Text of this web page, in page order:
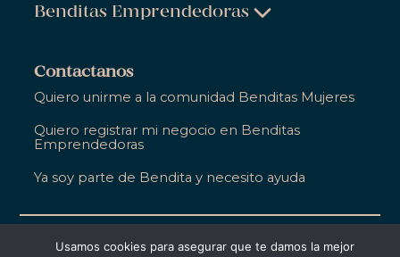
Salud & Bienestar
Hogar
Gastronomía
Benditas Emprendedoras
Salud & Bienestar
Hogar
Gastronomía
Entretenimiento
Contactanos
Quiero unirme a la comunidad Benditas Mujeres
Quiero registrar mi negocio en Benditas
Emprendedoras
Ya soy parte de Bendita y necesito ayuda
©2021, Bendita Entre Todas
. Todos los derechos
reservados
Usamos cookies para asegurar que te damos la mejor